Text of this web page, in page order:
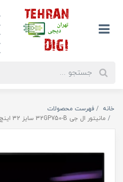
خانه
فهرست محصولات
مانیتور ال جی 32GP750-B سایز 32 اینچ Monitor LG 32GP750-B 32Inch